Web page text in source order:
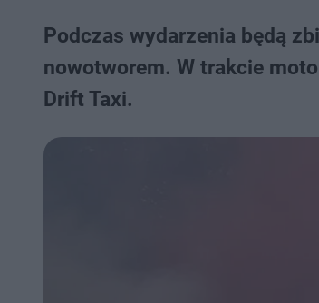
Podczas wydarzenia będą
nowotworem. W trakcie
Drift Taxi.